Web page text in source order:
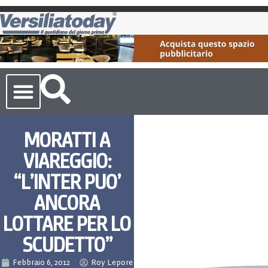
MORATTI A
VIAREGGIO:
“L’INTER PUO’
ANCORA
LOTTARE PER LO
SCUDETTO”
Febbraio 6, 2012 Roy Lepore